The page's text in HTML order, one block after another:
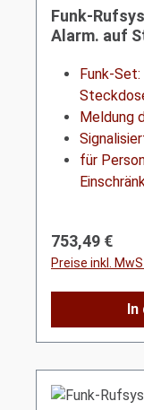
Funk-
Alarm. auf
TouchFunk-
Meldung
für
Regulärer
753,49 €
Preise inkl.
In